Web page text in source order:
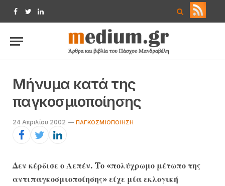
Facebook
TwitterLinkedIn
Mήνυμα κατά της
παγκοσμιοποίησης
24 Απριλίου 2002 ΠΑΓΚΟΣΜΙΟΠΟΊΗΣΗ
Δεν κέρδισε ο Λεπέν. Tο «πολύχρωμο μέτωπο της
αντιπαγκοσμιοποίησης» είχε μία εκλογική